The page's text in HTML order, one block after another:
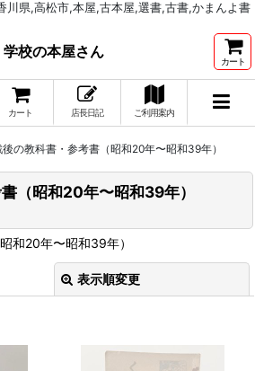
川県,高松市,本屋,古本屋,選書,古書,かまんよ書
学校の本屋さん
カート
カート 店長日記 ご利用案内
後の教科書・参考書（昭和20年〜昭和39年）
（昭和20年〜昭和39年）
和20年〜昭和39年）
表示順変更